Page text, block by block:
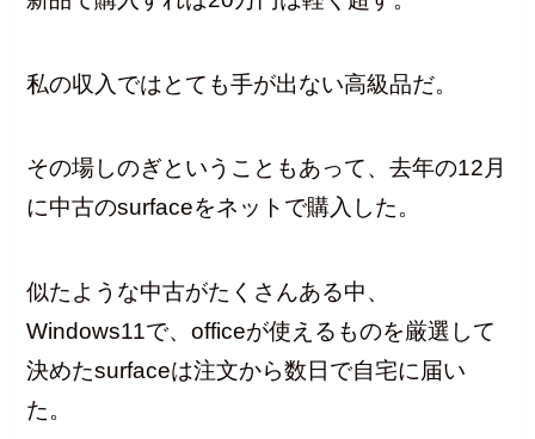
私の収入ではとても手が出ない高級品だ。
その場しのぎということもあって、去年の12月
に中古のsurfaceをネットで購入した。
似たような中古がたくさんある中、
Windows11で、officeが使えるものを厳選して
決めたsurfaceは注文から数日で自宅に届い
た。